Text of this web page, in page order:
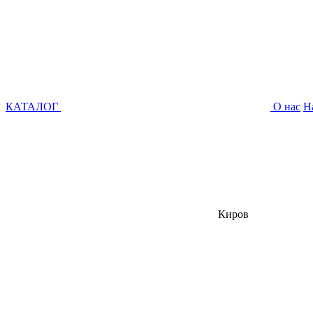
КАТАЛОГ О нас
Киров